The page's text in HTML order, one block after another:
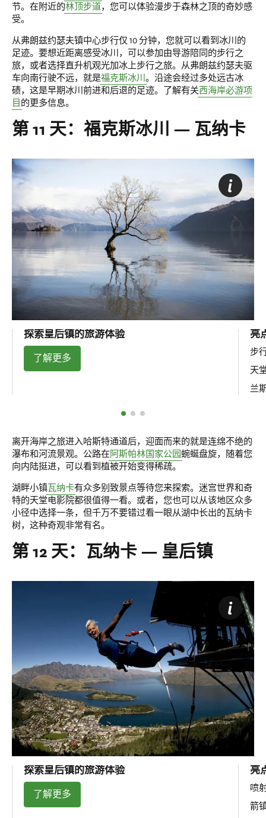
节。在附近的林顶步道，您可以体验漫步于森林之顶的奇妙感
受。
从弗朗兹约瑟夫镇中心步行仅 10 分钟，您就可以看到冰川的
足迹。要想近距离感受冰川，可以参加由导游陪同的步行之
旅，或者选择直升机观光加冰上步行之旅。从弗朗兹约瑟夫驱
车向南行驶不远，就是福克斯冰川 。沿途会经过多处远古冰
碛，这是早期冰川前进和后退的足迹。了解有关西海岸必游项
目 的更多信息。
第 11 天：福克斯冰川 — 瓦纳卡
探索皇后镇的旅游体验
了解更多
亮
步
天
兰
离开海岸之旅进入哈斯特通道后，迎面而来的就是连绵不绝的
瀑布和河流景观。公路在阿斯帕林国家公园蜿蜒盘旋，随着您
向内陆挺进，可以看到植被开始变得稀疏。
湖畔小镇瓦纳卡有众多别致景点等待您来探索。迷宫世界和奇
特的天堂电影院都很值得一看。或者，您也可以从该地区众多
小径中选择一条，但千万不要错过看一眼从湖中长出的瓦纳卡
树，这种奇观非常有名。
第 12 天：瓦纳卡 — 皇后镇
探索皇后镇的旅游体验
了解更多
亮
喷
箭